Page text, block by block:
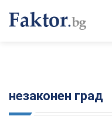
незаконен град